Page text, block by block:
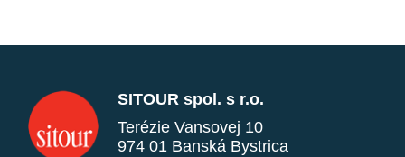
SITOUR spol. s r.o.
Terézie Vansovej 10
974 01 Banská Bystrica